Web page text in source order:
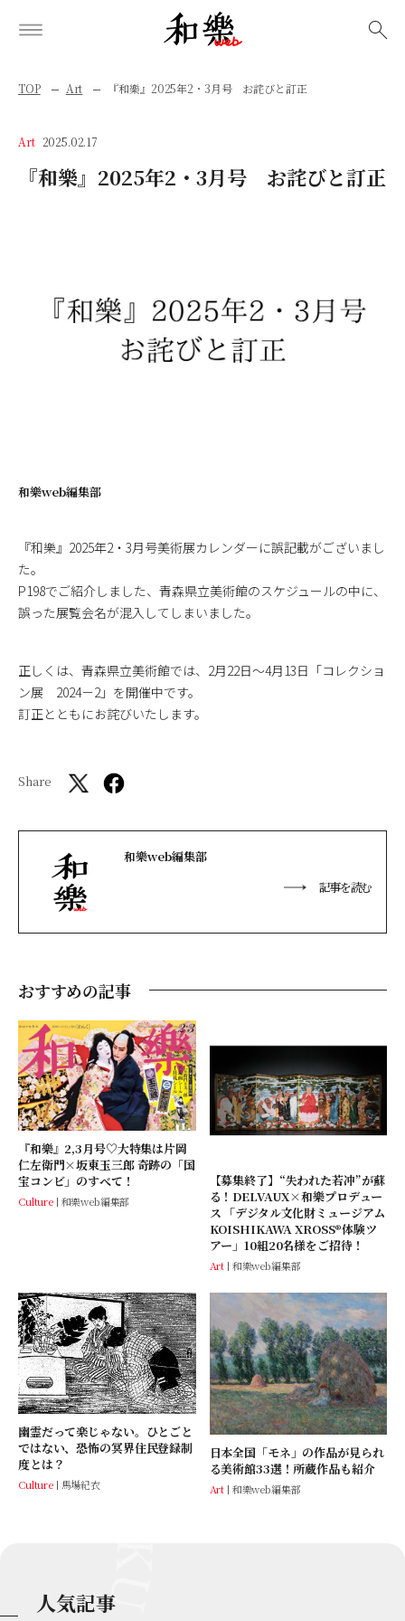
TOP Art 『和樂』2025年2・3月号 お詫びと訂正
Art 2025.02.17
『和樂』2025年2・3月号 お詫びと訂正
和樂web編集部
『和樂』2025年2・3月号美術展カレンダーに誤記載がございまし
た。
P198でご紹介しました、青森県立美術館のスケジュールの中に、
誤った展覧会名が混入してしまいました。
正しくは、青森県立美術館では、2月22日～4月13日「コレクショ
ン展 2024－2」を開催中です。
訂正とともにお詫びいたします。
Share
和樂web編集部
記事を読む
おすすめの記事
『和樂』2,3月号♡大特集は片岡
仁左衛門×坂東玉三郎 奇跡の「国
宝コンビ」のすべて！
Culture 和樂web編集部
【募集終了】“失われた若冲”が蘇
る！DELVAUX×和樂プロデュー
ス 「デジタル文化財ミュージアム
KOISHIKAWA XROSS®体験ツ
アー」10組20名様をご招待！
Art 和樂web編集部
幽霊だって楽じゃない。ひとごと
ではない、恐怖の冥界住民登録制
度とは？
Culture 馬場紀衣
日本全国「モネ」の作品が見られ
る美術館33選！所蔵作品も紹介
Art 和樂web編集部
人気記事